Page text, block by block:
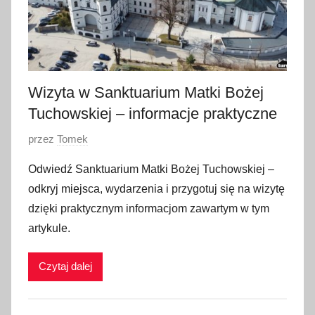
Wizyta w Sanktuarium Matki Bożej
Tuchowskiej – informacje praktyczne
O
u
b
l
i
w
przez Tomek
Odwiedź Sanktuarium Matki Bożej Tuchowskiej –
odkryj miejsca, wydarzenia i przygotuj się na wizytę
dzięki praktycznym informacjom zawartym w tym
artykule.
Czytaj dalej